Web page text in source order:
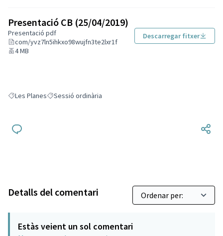
Presentació CB (25/04/2019)
Presentació pdf
com/yvz7ln5ihkxo98wujfn3te2lxr1f
4 MB
Descarregar fitxer
Resultats en filtrar per: Les Planes
Les PlanesResultats en filtrar per: Sessió ordinària
Sessió ordinària
Detalls del comentari
Estàs veient un sol comentari